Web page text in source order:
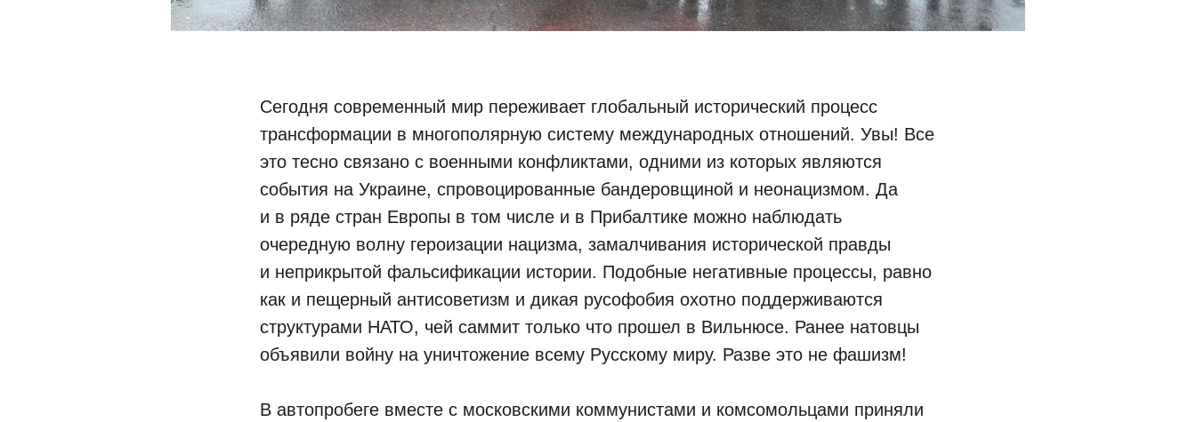
Сегодня современный мир переживает глобальный исторический процесс
трансформации в многополярную систему международных отношений. Увы! Все
это тесно связано с военными конфликтами, одними из которых являются
события на Украине, спровоцированные бандеровщиной и неонацизмом. Да
и в ряде стран Европы в том числе и в Прибалтике можно наблюдать
очередную волну героизации нацизма, замалчивания исторической правды
и неприкрытой фальсификации истории. Подобные негативные процессы, равно
как и пещерный антисоветизм и дикая русофобия охотно поддерживаются
структурами НАТО, чей саммит только что прошел в Вильнюсе. Ранее натовцы
объявили войну на уничтожение всему Русскому миру. Разве это не фашизм!
В автопробеге вместе с московскими коммунистами и комсомольцами приняли